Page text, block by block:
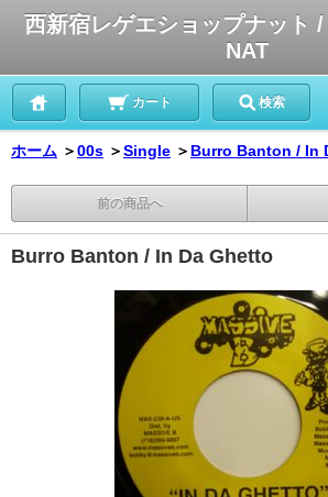
西新宿レゲエショップナット
NAT
カート 検索
ホーム ＞00s ＞Single ＞ Burro Banton / In
前の商品へ
Burro Banton / In Da Ghetto